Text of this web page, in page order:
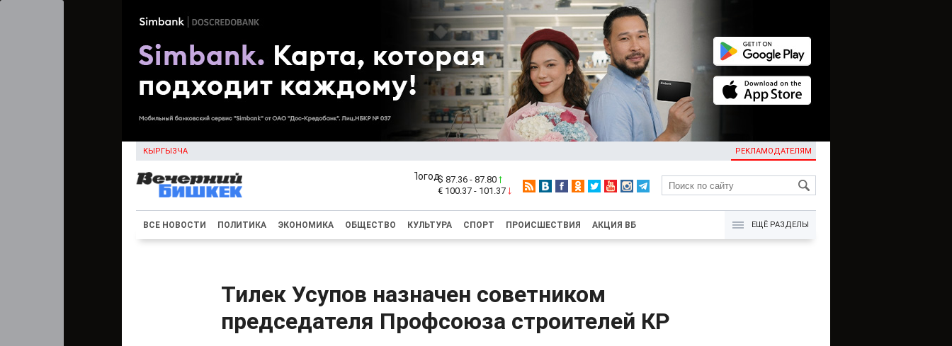
КЫРГЫЗЧА РЕКЛАМОДАТЕЛЯМ
KG
$ 87.36 - 87.80
€ 100.37 - 101.37
ВСЕ НОВОСТИ ПОЛИТИКА ЭКОНОМИКА ОБЩЕСТВО КУЛЬТУРА СПОРТ ПРОИСШЕСТВИЯ АКЦИЯ ВБ ЕЩЁ РАЗДЕЛЫ
Тилек Усупов назначен советником
председателя Профсоюза строителей КР